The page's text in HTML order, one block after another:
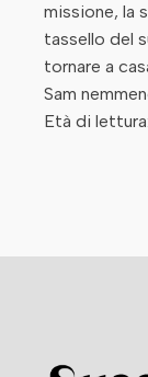
missione, la
tassello del
tornare a
Sam
Età di